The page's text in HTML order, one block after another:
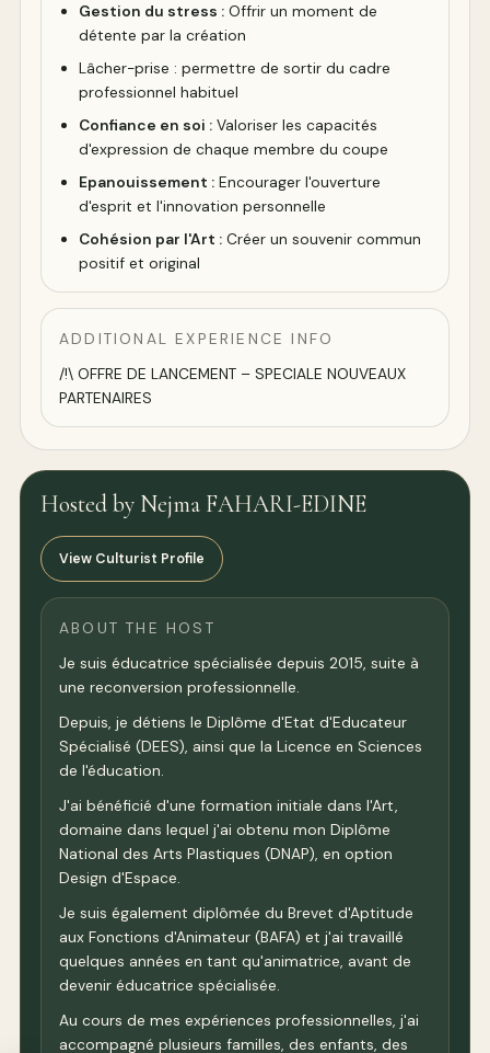
Gestion du stress : Offrir un moment de
détente par la création
Lâcher-prise : permettre de sortir du cadre
professionnel habituel
Confiance en soi : Valoriser les capacités
d'expression de chaque membre du coupe
Epanouissement : Encourager l'ouverture
d'esprit et l'innovation personnelle
Cohésion par l'Art : Créer un souvenir commun
positif et original
ADDITIONAL EXPERIENCE INFO
/!\ OFFRE DE LANCEMENT – SPECIALE NOUVEAUX
PARTENAIRES
Hosted by Nejma FAHARI-EDINE
View Culturist Profile
ABOUT THE HOST
Je suis éducatrice spécialisée depuis 2015, suite à
une reconversion professionnelle.
Depuis, je détiens le Diplôme d'Etat d'Educateur
Spécialisé (DEES), ainsi que la Licence en Sciences
de l'éducation.
J'ai bénéficié d'une formation initiale dans l'Art,
domaine dans lequel j'ai obtenu mon Diplôme
National des Arts Plastiques (DNAP), en option
Design d'Espace.
Je suis également diplômée du Brevet d'Aptitude
aux Fonctions d'Animateur (BAFA) et j'ai travaillé
quelques années en tant qu'animatrice, avant de
devenir éducatrice spécialisée.
Au cours de mes expériences professionnelles, j'ai
accompagné plusieurs familles, des enfants, des